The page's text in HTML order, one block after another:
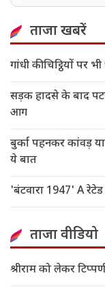
ताजा खबरें
गांधी की चिट्ठियों पर
सड़क हादसे के बाद
आग
बुर्का पहनकर कांवड़
ये बात
'बंटवारा 1947' A
ताजा वीडियो
श्रीराम को लेकर